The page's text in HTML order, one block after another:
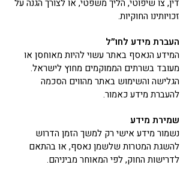
דין, צו שיפוטי, הליך משפטי, או לצורך הגנה על
זכויותינו החוקיות.
העברת מידע לחו״ל
המידע הנאסף באתר עשוי להיות מאוחסן או
מעובד בשרתים הממוקמים מחוץ לישראל.
הגלישה והשימוש באתר מהווים הסכמה
להעברת מידע כאמור.
שמירת מידע
נשמור מידע אישי רק למשך הזמן הדרוש
להשגת המטרות שלשמן נאסף, או בהתאם
לדרישות החוק, לפי המאוחר מביניהם.